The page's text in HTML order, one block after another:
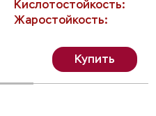
Кислотостойкость:
Жаростойкость:
Купить